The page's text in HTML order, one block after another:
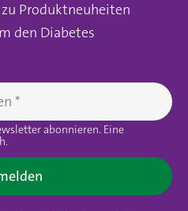
Produktneuheiten
den Diabetes
abonnieren. Eine